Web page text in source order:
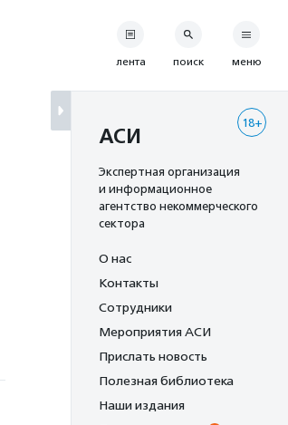
лента поиск меню
18+
АСИ
Экспертная организация
и информационное
агентство некоммерческого
сектора
О нас
Контакты
Сотрудники
Мероприятия АСИ
Прислать новость
Полезная библиотека
Наши издания